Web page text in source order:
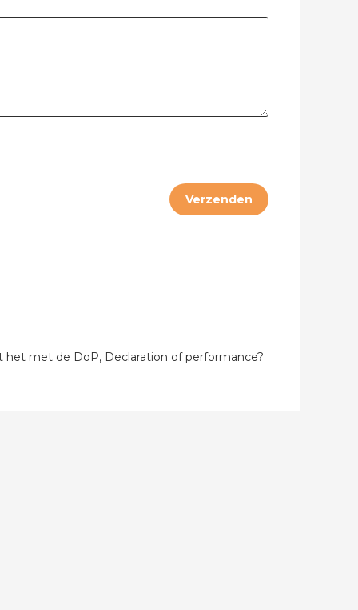
Verzenden
het met de DoP, Declaration of performance?